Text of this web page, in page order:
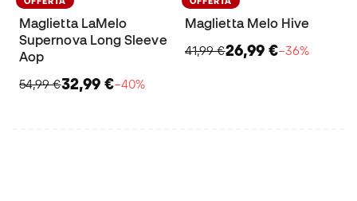
Maglietta LaMelo
Supernova Long Sleeve
Aop
54,99 €32,99 €−40%
Maglietta Melo Hive
41,99 €26,99 €−36%